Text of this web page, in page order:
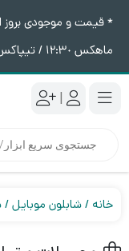
* قیمت و موجودی
ماهکس ١٢:٣٠ / تیپاکس ١۴:٠٠
|
محصولات
خانه شابلون موبایل